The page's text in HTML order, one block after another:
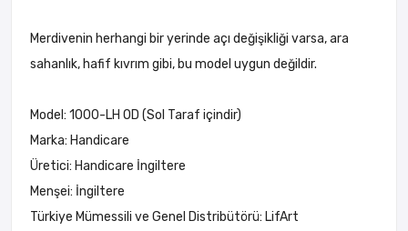
Merdivenin herhangi bir yerinde açı değişikliği varsa, ara
sahanlık, hafif kıvrım gibi, bu model uygun değildir.
Model: 1000-LH OD (Sol Taraf içindir)
Marka: Handicare
Üretici: Handicare İngiltere
Menşei: İngiltere
Türkiye Mümessili ve Genel Distribütörü: LifArt